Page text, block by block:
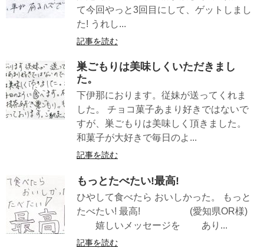
て今回やっと3回目にして、ゲットしまし
た! うれし...
記事を読む
巣ごもりは美味しくいただきまし
た。
下伊那におります。従妹が送ってくれま
した。 チョコ菓子あまり好きではないで
すが、巣ごもりは美味しく頂きました。
和菓子が大好きで毎日のよ...
記事を読む
もっとたべたい!最高!
ひやして食べたら おいしかった。 もっと
たべたい! 最高! (愛知県OR様)
嬉しいメッセージを あり...
記事を読む